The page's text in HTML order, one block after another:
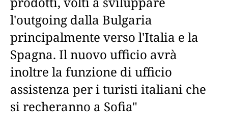
l'outgoing dalla Bulgaria
principalmente verso l'Italia e la
Spagna. Il nuovo ufficio avrà
inoltre la funzione di ufficio
assistenza per i turisti italiani che
si recheranno a Sofia"